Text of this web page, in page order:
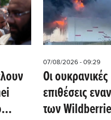
07/08/2026 - 09:29
Οι ουκρανικές
επιθέσεις
των